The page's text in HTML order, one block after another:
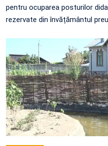
pentru ocuparea posturilor
rezervate din învățământul